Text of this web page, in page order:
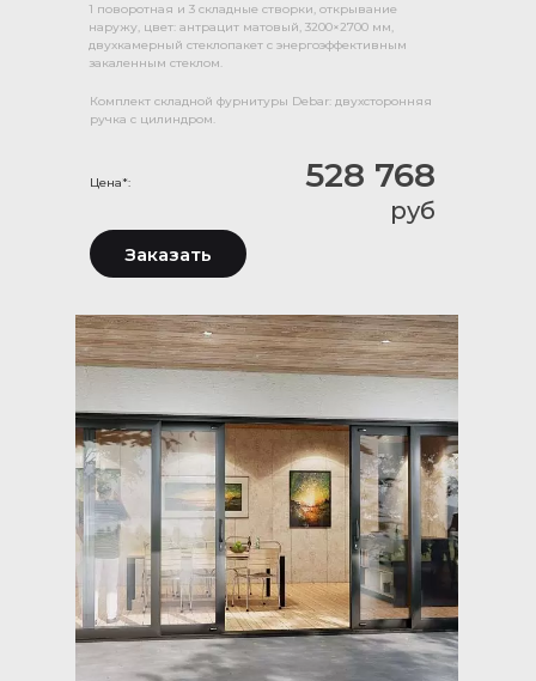
528 768
руб
Цена*:
1 поворотная и 3 складные створки, открывание
наружу, цвет: антрацит матовый, 3200×2700 мм,
двухкамерный стеклопакет с энергоэффективным
закаленным стеклом.
Комплект складной фурнитуры Debar: двухсторонняя
ручка с цилиндром.
Заказать